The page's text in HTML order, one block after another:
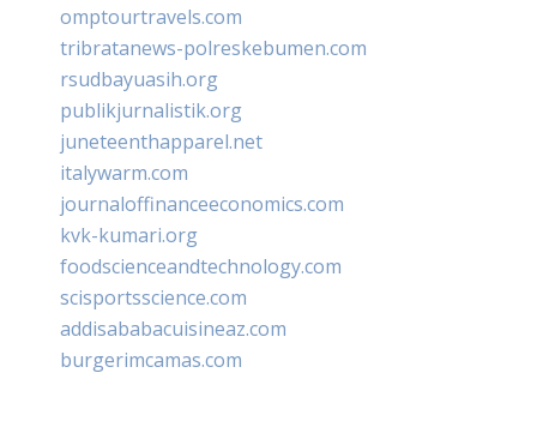
omptourtravels.com
tribratanews-polreskebumen.com
rsudbayuasih.org
publikjurnalistik.org
juneteenthapparel.net
italywarm.com
journaloffinanceeconomics.com
kvk-kumari.org
foodscienceandtechnology.com
scisportsscience.com
addisababacuisineaz.com
burgerimcamas.com